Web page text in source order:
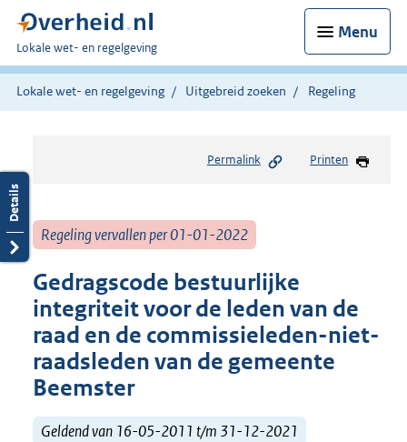
Menu
U
bent
hier:
Lokale wet- en regelgeving
Lokale wet- en regelgeving Uitgebreid zoeken Regeling
Permalink Printen
Regeling vervallen per 01-01-2022
Gedragscode bestuurlijke
integriteit voor de leden van de
raad en de commissieleden-niet-
raadsleden van de gemeente
Beemster
Geldend van 16-05-2011 t/m 31-12-2021